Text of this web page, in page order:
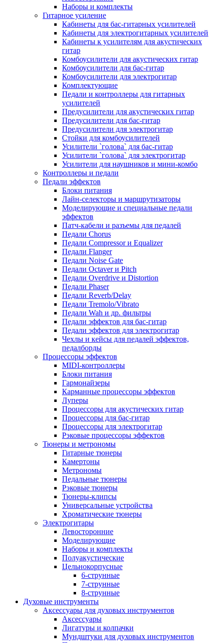
Наборы и комплекты
Гитарное усиление
Кабинеты для бас-гитарных усилителей
Кабинеты для электрогитарных усилителей
Кабинеты к усилителям для акустических
гитар
Комбоусилители для акустических гитар
Комбоусилители для бас-гитар
Комбоусилители для электрогитар
Комплектующие
Педали и контроллеры для гитарных
усилителей
Предусилители для акустических гитар
Предусилители для бас-гитар
Предусилители для электрогитар
Стойки для комбоусилителей
Усилители `голова` для бас-гитар
Усилители `голова` для электрогитар
Усилители для наушников и мини-комбо
Контроллеры и педали
Педали эффектов
Блоки питания
Лайн-селекторы и маршрутизаторы
Моделирующие и специальные педали
эффектов
Патч-кабели и разъемы для педалей
Педали Chorus
Педали Compressor и Equalizer
Педали Flanger
Педали Noise Gate
Педали Octaver и Pitch
Педали Overdrive и Distortion
Педали Phaser
Педали Reverb/Delay
Педали Tremolo/Vibrato
Педали Wah и др. фильтры
Педали эффектов для бас-гитар
Педали эффектов для электрогитар
Чехлы и кейсы для педалей эффектов,
педалборды
Процессоры эффектов
MIDI-контроллеры
Блоки питания
Гармонайзеры
Карманные процессоры эффектов
Луперы
Процессоры для акустических гитар
Процессоры для бас-гитар
Процессоры для электрогитар
Рэковые процессоры эффектов
Тюнеры и метрономы
Гитарные тюнеры
Камертоны
Метрономы
Педальные тюнеры
Рэковые тюнеры
Тюнеры-клипсы
Универсальные устройства
Хроматические тюнеры
Электрогитары
Левосторонние
Моделирующие
Наборы и комплекты
Полуакустические
Цельнокорпусные
6-струнные
7-струнные
8-струнные
Духовые инструменты
Аксессуары для духовых инструментов
Аксессуары
Лигатуры и колпачки
Мундштуки для духовых инструментов